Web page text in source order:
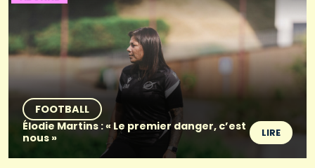
FOOTBALL
Élodie Martins : « Le premier danger, c’est
nous »
LIRE